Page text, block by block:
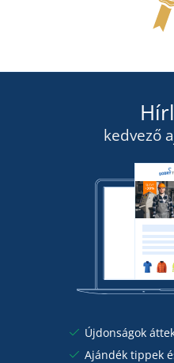
kedvező
Újdonságok
Ajándék tippek